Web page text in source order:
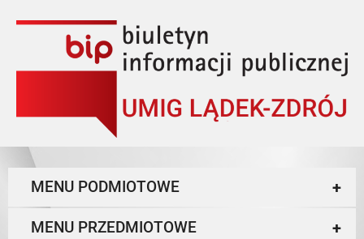
+
MENU PODMIOTOWE
+
MENU PRZEDMIOTOWE